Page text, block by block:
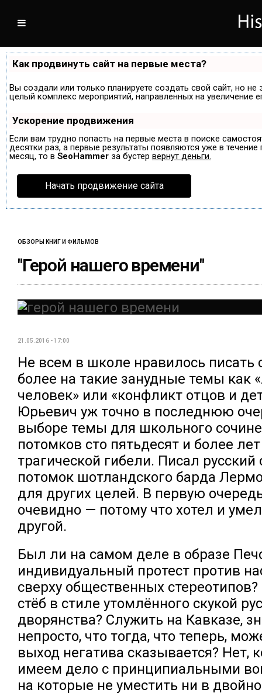
Как продвинуть сайт на первые места?
Вы создали или только планируете создать свой сайт, но
целый комплекс мероприятий, направленных на
Ускорение продвижения
Если вам трудно попасть на первые места в поиске
десятки раз, а первые результаты появляются уже в
месяц, то в SeoHammer за бустер вернут деньги.
Начать продвижение сайта
ОБЗОРЫ КНИГ И ФИЛЬМОВ
"Герой нашего времени"
21.05.2016 - 17:00
Не всем в школе нравилось писать
более на такие занудные темы как
человек» или «конфликт отцов и
Юрьевич уж точно в последнюю
выборе темы для школьного
потомков сто пятьдесят и более лет
трагической гибели. Писал
потомок шотландского барда
для других целей. В первую
очевидно — потому что хотел и
другой.
Был ли на самом деле в образе
индивидуальный протест против
сверху общественных
стёб в стиле утомлённого скукой
дворянства? Служить на Кавказе,
непросто, что тогда, что теперь,
выход негатива сказывается? Нет,
имеем дело с принципиальными
на которые не уместить ни в